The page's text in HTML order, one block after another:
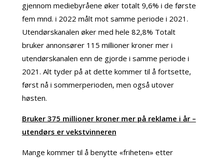
gjennom mediebyråene øker totalt 9,6% i de første
fem mnd. i 2022 målt mot samme periode i 2021.
Utendørskanalen øker med hele 82,8% Totalt
bruker annonsører 115 millioner kroner mer i
utendørskanalen enn de gjorde i samme periode i
2021. Alt tyder på at dette kommer til å fortsette,
først nå i sommerperioden, men også utover
høsten.
Bruker 375 millioner kroner mer på reklame i år –
utendørs er vekstvinneren
Mange kommer til å benytte «friheten» etter